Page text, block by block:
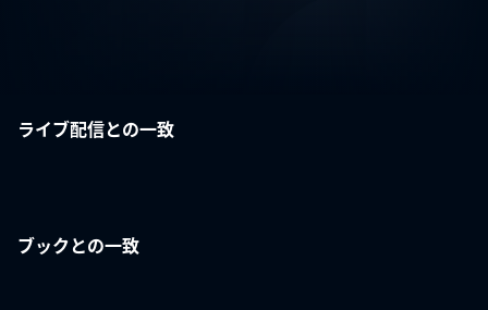
ライブ配信との一致
ブックとの一致